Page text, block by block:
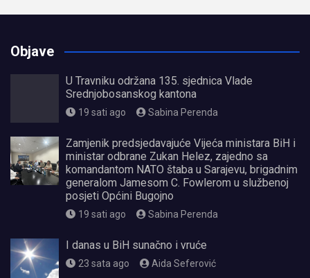
Objave
U Travniku održana 135. sjednica Vlade
Srednjobosanskog kantona
19 sati ago Sabina Perenda
Zamjenik predsjedavajuće Vijeća ministara BiH i
ministar odbrane Zukan Helez, zajedno sa
komandantom NATO štaba u Sarajevu, brigadnim
generalom Jamesom C. Fowlerom u službenoj
posjeti Općini Bugojno
19 sati ago Sabina Perenda
I danas u BiH sunačno i vruće
23 sata ago Aida Seferović